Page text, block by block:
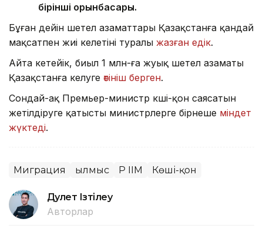
бірінші орынбасары.
Бұған дейін шетел азаматтары Қазақстанға қандай
мақсатпен жиі келетіні туралы жазған едік.
Айта кетейік, биыл 1 млн-ға жуық шетел азаматы
Қазақстанға келуге өтініш берген.
Сондай-ақ Премьер-министр көші-қон саясатын
жетілдіруге қатысты министрлерге бірнеше міндет
жүктеді.
Миграция Қылмыс ҚР ІІМ Көші-қон
Дәулет Ізтілеу
Авторлар